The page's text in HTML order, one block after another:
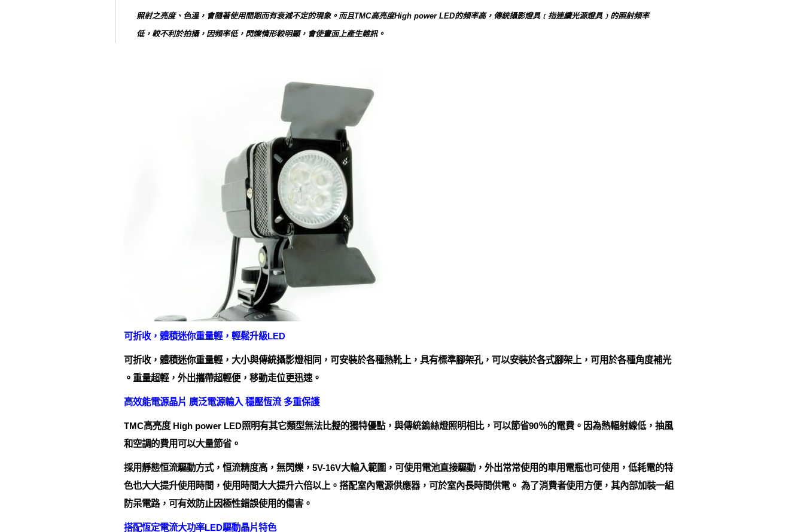
照射之亮度、色溫，會隨著使用間期而有衰減不定的現象。而且TMC高亮度High power LED的頻率高，傳統攝影燈具﹝指連續光源燈具﹞的照射頻率
低，較不利於拍攝，因頻率低，閃爍情形較明顯，會使畫面上產生雜訊。
可折收，體積迷你重量輕，輕鬆升級LED
可折收，體積迷你重量輕，大小與傳統攝影燈相同，可安裝於各種熱靴上，具有標準腳架孔，可以安裝於各式腳架上，可用於各種角度補光
。重量超輕，外出攜帶超輕便，移動走位更迅速。
高效能電源晶片 廣泛電源輸入 穩壓恆流 多重保護
TMC高亮度 High power LED照明有其它類型無法比擬的獨特優點，與傳統鎢絲燈照明相比，可以節省90％的電費。因為熱輻射線低，抽風
和空調的費用可以大量節省。
採用靜態恒流驅動方式，恒流精度高，無閃爍，5V-16V大輸入範圍，可使用電池直接驅動，外出常常使用的車用電瓶也可使用，低耗電的特
色也大大提升使用時間，使用時間大大提升六倍以上。搭配室內電源供應器，可於室內長時間供電。 為了消費者使用方便，其內部加裝一組
防呆電路，可有效防止因極性錯誤使用的傷害。
搭配恆定電流大功率LED驅動晶片特色